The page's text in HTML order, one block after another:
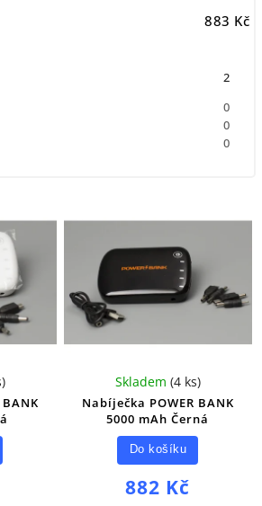
883 Kč
2
0
0
0
)
Nabíječka POWER BANK
5000 mAh Černá
Skladem (4 ks)
882 Kč
Do košíku